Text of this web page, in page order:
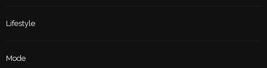
Lifestyle
Mode